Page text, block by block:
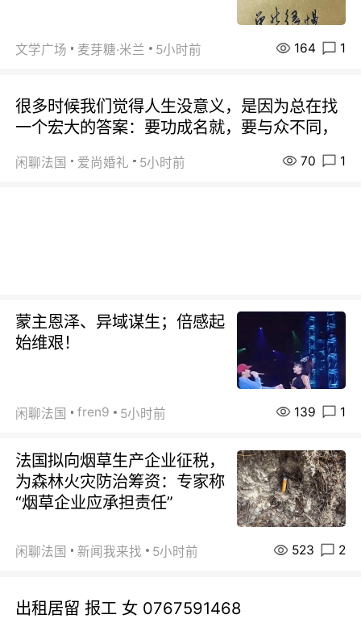
文学广场 麦芽糖·米兰 5小时前 164 1
很多时候我们觉得人生没意义，是因为总在找
一个宏大的答案：要功成名就，要与众不同，
闲聊法国 爱尚婚礼 5小时前 70 1
蒙主恩泽、异域谋生；倍感起
始维艰！
闲聊法国 fren9 5小时前 139 1
法国拟向烟草生产企业征税，
为森林火灾防治筹资：专家称
“烟草企业应承担责任”
闲聊法国 新闻我来找 5小时前 523 2
出租居留 报工 女 0767591468